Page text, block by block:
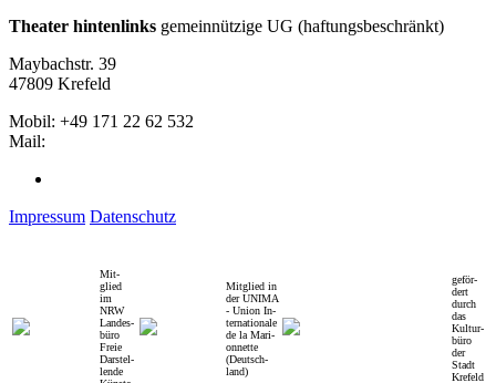
Theater hintenlinks gemeinnützige UG (haftungsbeschränkt)
Maybachstr. 39
47809 Krefeld
Mobil: +49 171 22 62 532
Mail:
Impressum Datenschutz
Mit­
glied
im
NRW
Lan­des­
büro
Freie
Dar­stel­
lende
Mit­glied in
der U­NI­MA
- Uni­on In­
ter­na­tio­nale
de la Ma­ri­
o­nnet­te
(Deutsch­
land)
ge­för­
dert
durch
das
Kul­tur­
bü­ro
der
Stadt
Kre­feld